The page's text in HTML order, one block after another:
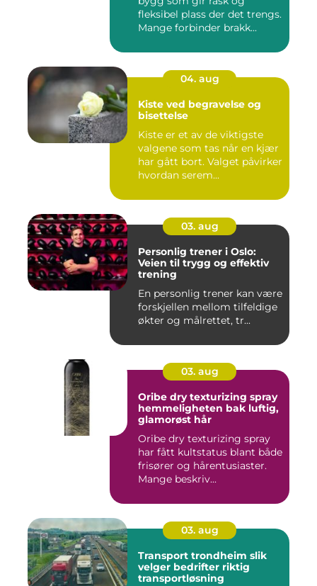
fleksibel plass der det trengs.
Mange forbinder brakk...
04. aug
Kiste ved begravelse og
bisettelse
Kiste er et av de viktigste
valgene som tas når en kjær
har gått bort. Valget påvirker
hvordan serem...
03. aug
Personlig trener i Oslo:
Veien til trygg og effektiv
trening
En personlig trener kan være
forskjellen mellom tilfeldige
økter og målrettet, tr...
03. aug
Oribe dry texturizing spray
hemmeligheten bak luftig,
glamorøst hår
Oribe dry texturizing spray
har fått kultstatus blant både
frisører og hårentusiaster.
Mange beskriv...
03. aug
Transport trondheim slik
velger bedrifter riktig
transportløsning